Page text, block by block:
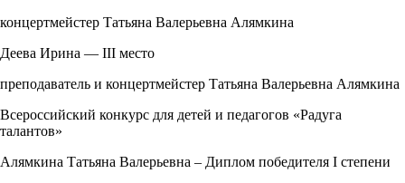
концертмейстер Татьяна Валерьевна Алямкина
Деева Ирина — III место
преподаватель и концертмейстер Татьяна Валерьевна Алямкина
Всероссийский конкурс для детей и педагогов «Радуга
талантов»
Алямкина Татьяна Валерьевна – Диплом победителя I степени